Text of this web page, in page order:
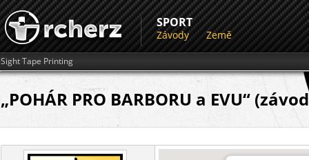
SPORT
Závody Země
Sight Tape Printing
„POHÁR PRO BARBORU a EVU“